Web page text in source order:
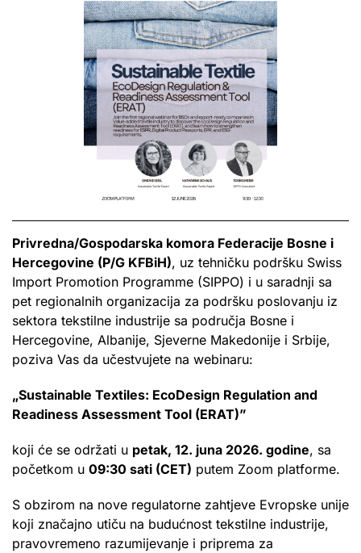
Privredna/Gospodarska komora Federacije Bosne i
Hercegovine (P/G KFBiH), uz tehničku podršku Swiss
Import Promotion Programme (SIPPO) i u saradnji sa
pet regionalnih organizacija za podršku poslovanju iz
sektora tekstilne industrije sa područja Bosne i
Hercegovine, Albanije, Sjeverne Makedonije i Srbije,
poziva Vas da učestvujete na webinaru:
„Sustainable Textiles: EcoDesign Regulation and
Readiness Assessment Tool (ERAT)”
koji će se održati u petak, 12. juna 2026. godine, sa
početkom u 09:30 sati (CET) putem Zoom platforme.
S obzirom na nove regulatorne zahtjeve Evropske unije
koji značajno utiču na budućnost tekstilne industrije,
pravovremeno razumijevanje i priprema za